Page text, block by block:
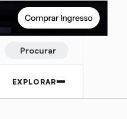
Procurar
EXPLORAR